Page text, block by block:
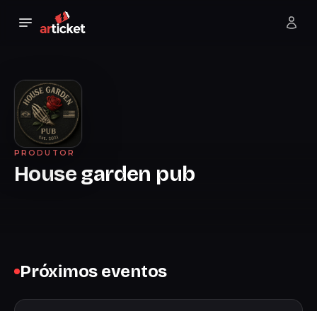
PRODUTOR
House garden pub
Próximos eventos